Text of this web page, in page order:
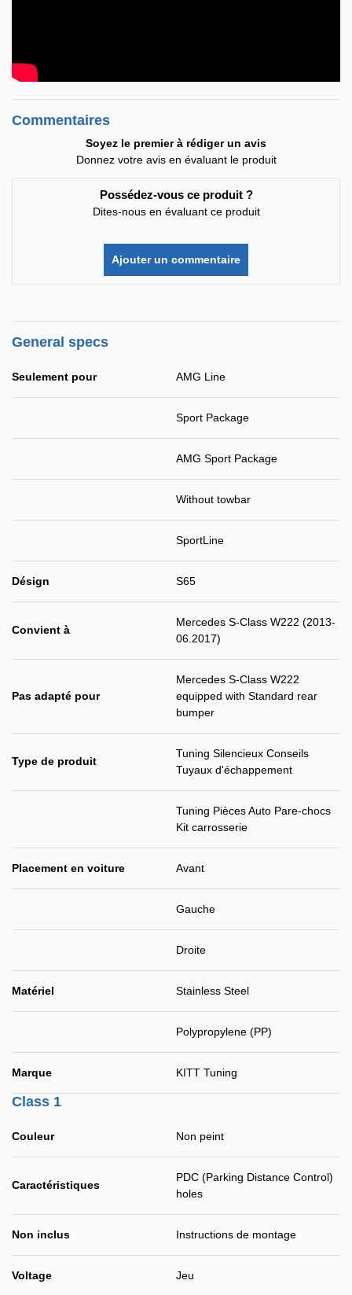
Commentaires
Soyez le premier à rédiger un avis
Donnez votre avis en évaluant le produit
Possédez-vous ce produit ?
Dites-nous en évaluant ce produit
Ajouter un commentaire
General specs
Seulement pour AMG Line
Sport Package
AMG Sport Package
Without towbar
SportLine
Désign S65
Convient à
Mercedes S-Class W222 (2013-
06.2017)
Pas adapté pour
Mercedes S-Class W222
equipped with Standard rear
bumper
Type de produit
Tuning Silencieux Conseils
Tuyaux d'échappement
Tuning Pièces Auto Pare-chocs
Kit carrosserie
Placement en voiture Avant
Gauche
Droite
Matériel Stainless Steel
Polypropylene (PP)
Marque KITT Tuning
Class 1
Couleur Non peint
Caractéristiques
PDC (Parking Distance Control)
holes
Non inclus Instructions de montage
Voltage Jeu